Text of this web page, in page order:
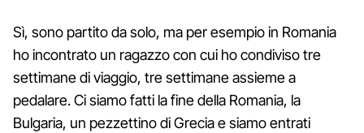
Sì, sono partito da solo, ma per esempio in Romania
ho incontrato un ragazzo con cui ho condiviso tre
settimane di viaggio, tre settimane assieme a
pedalare. Ci siamo fatti la fine della Romania, la
Bulgaria, un pezzettino di Grecia e siamo entrati